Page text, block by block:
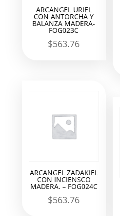
ARCANGEL URIEL
CON ANTORCHA Y
BALANZA MADERA-
FOG023C
$563.76
ARCANGEL ZADAKIEL
CON INCIENSCO
MADERA. – FOG024C
$563.76